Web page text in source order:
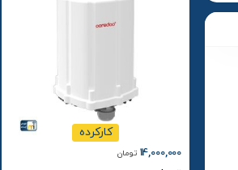
کارکرده
14,000,000 تومان